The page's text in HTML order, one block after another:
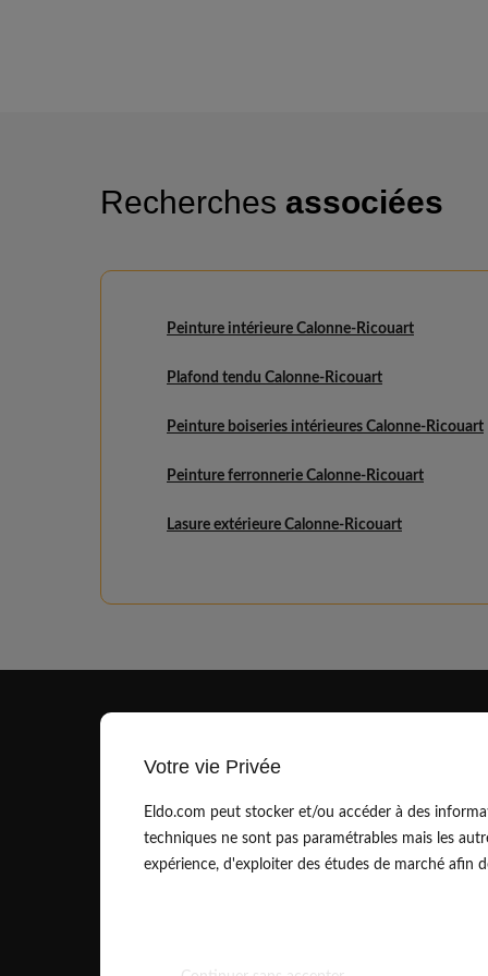
Recherches associées
Peinture intérieure Calonne-Ricouart
Plafond tendu Calonne-Ricouart
Peinture boiseries intérieures Calonne-Ricouart
Peinture ferronnerie Calonne-Ricouart
Lasure extérieure Calonne-Ricouart
contact@eldo.com
01.83.75.42.90
Votre vie Privée
Eldo.com peut stocker et/ou accéder à des
techniques ne sont pas paramétrables mais les
expérience, d'exploiter des études de marché afin